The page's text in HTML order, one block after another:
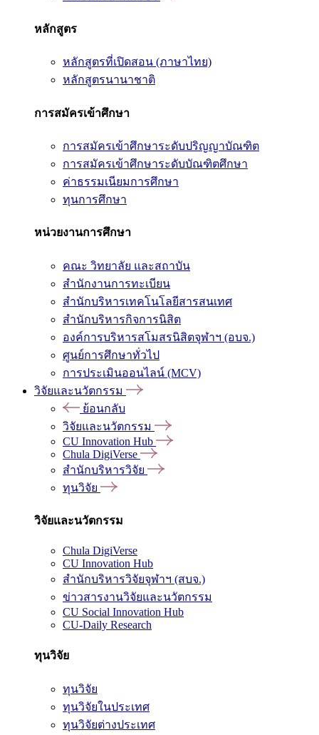
หลักสูตร
หลักสูตรที่เปิดสอน (ภาษาไทย)
หลักสูตรนานาชาติ
การสมัครเข้าศึกษา
การสมัครเข้าศึกษาระดับปริญญาบัณฑิต
การสมัครเข้าศึกษาระดับบัณฑิตศึกษา
ค่าธรรมเนียมการศึกษา
ทุนการศึกษา
หน่วยงานการศึกษา
คณะ วิทยาลัย และสถาบัน
สำนักงานการทะเบียน
สำนักบริหารเทคโนโลยีสารสนเทศ
สำนักบริหารกิจการนิสิต
องค์การบริหารสโมสรนิสิตจุฬาฯ (อบจ.)
ศูนย์การศึกษาทั่วไป
การประเมินออนไลน์ (MCV)
วิจัยและนวัตกรรม
ย้อนกลับ
วิจัยและนวัตกรรม
CU Innovation Hub
Chula DigiVerse
สำนักบริหารวิจัย
ทุนวิจัย
วิจัยและนวัตกรรม
Chula DigiVerse
CU Innovation Hub
สำนักบริหารวิจัยจุฬาฯ (สบจ.)
ข่าวสารงานวิจัยและนวัตกรรม
CU Social Innovation Hub
CU-Daily Research
ทุนวิจัย
ทุนวิจัย
ทุนวิจัยในประเทศ
ทุนวิจัยต่างประเทศ